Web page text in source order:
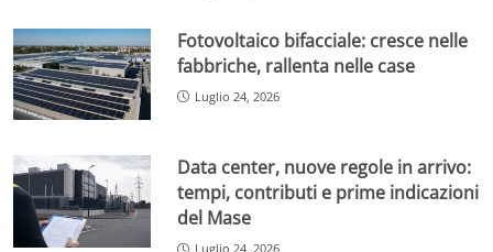
Fotovoltaico bifacciale: cresce nelle
fabbriche, rallenta nelle case
Luglio 24, 2026
Data center, nuove regole in arrivo:
tempi, contributi e prime indicazioni
del Mase
Luglio 24, 2026